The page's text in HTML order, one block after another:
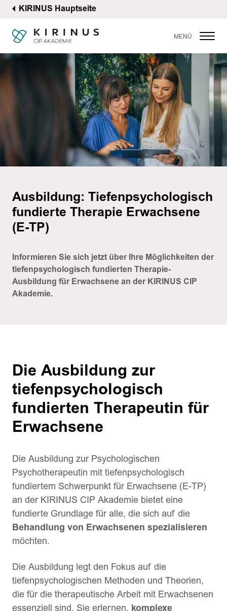
KIRINUS Hauptseite
MENÜ
Aus­bil­dung: Tie­fen­psy­cho­lo­gisch
fun­dier­te The­ra­pie Er­wach­se­ne
(E-TP)
Informieren Sie sich jetzt über Ihre Möglichkeiten der
tiefenpsychologisch fundierten Therapie-
Ausbildung für Erwachsene an der KIRINUS CIP
Akademie.
Die Ausbildung zur
tiefenpsychologisch
fundierten Therapeutin für
Erwachsene
Die Ausbildung zur Psychologischen
Psychotherapeutin mit tiefenpsychologisch
fundiertem Schwerpunkt für Erwachsene (E-TP)
an der KIRINUS CIP Akademie bietet eine
fundierte Grundlage für alle, die sich auf die
Behandlung von Erwachsenen spezialisieren
möchten.
Die Ausbildung legt den Fokus auf die
tiefenpsychologischen Methoden und Theorien,
die für die therapeutische Arbeit mit Erwachsenen
essenziell sind. Sie erlernen, komplexe